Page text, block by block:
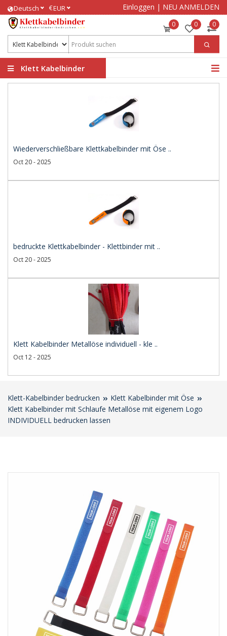
Deutsch €EUR Einloggen | NEU ANMELDEN
0 0 0
Klett Kabelbinder
Wiederverschließbare Klettkabelbinder mit Öse ..
Oct 20 - 2025
bedruckte Klettkabelbinder - Klettbinder mit ..
Oct 20 - 2025
Klett Kabelbinder Metallöse individuell - kle ..
Oct 12 - 2025
Klett-Kabelbinder bedrucken
Klett Kabelbinder mit Öse
Klett Kabelbinder mit Schlaufe Metallöse mit eigenem Logo
INDIVIDUELL bedrucken lassen